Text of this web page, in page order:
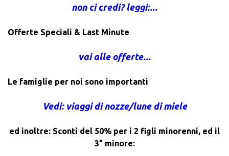
non ci credi? leggi:...
Offerte Speciali & Last Minute
vai alle offerte...
Le famiglie per noi sono importanti
Vedi: viaggi di nozze/lune di miele
ed inoltre: Sconti del 50% per i 2 figli minorenni, ed il
3° minore: